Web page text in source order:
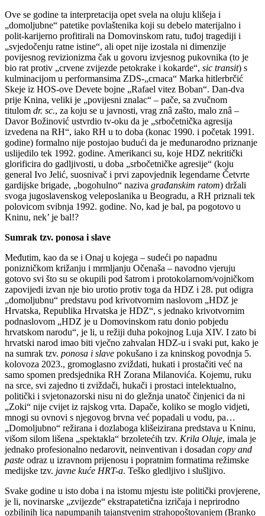
Ove se godine ta interpretacija opet svela na oluju klišeja i
„domoljubne“ patetike povlaštenika koji su debelo materijalno i
polit-karijerno profitirali na Domovinskom ratu, tuđoj tragediji i
„svjedočenju ratne istine“, ali opet nije izostala ni dimenzije
povijesnog revizionizma čak u govoru izvjesnog pukovnika (to je
bio rat protiv „crvene zvijezde petokrake i kokarde“, sic transit) s
kulminacijom u performansima ZDS-„crnaca“ Marka hitlerbrčić
Skeje iz HOS-ove Devete bojne „Rafael vitez Boban“. Dan-dva
prije Knina, veliki je „povijesni znalac“ – pače, sa zvučnom
titulom dr. sc., za koju se u javnosti, vrag znâ zašto, malo znâ –
Davor Božinović ustvrdio tv-oku da je „srbočetnička agresija
izvedena na RH“, iako RH u to doba (konac 1990. i početak 1991.
godine) formalno nije postojao budući da je međunarodno priznanje
uslijedilo tek 1992. godine. Amerikanci su, koje HDZ nekritički
glorificira do gadljivosti, u doba „srbočetničke agresije“ (koju
general Ivo Jelić, suosnivač i prvi zapovjednik legendarne Četvrte
gardijske brigade, „bogohulno“ naziva građanskim ratom) držali
svoga jugoslavenskog veleposlanika u Beogradu, a RH priznali tek
polovicom svibnja 1992. godine. No, kad je bal, pa pogotovo u
Kninu, nek’ je bal!?
Sumrak tzv. ponosa i slave
Međutim, kao da se i Onaj u kojega – sudeći po napadnu
ponizničkom križanju i mrmljanju Očenaša – navodno vjeruju
gotovo svi što su se okupili pod šatrom i protokolarnom/vojničkom
zapovijedi izvan nje bio urotio protiv toga da HDZ i 28. put odigra
„domoljubnu“ predstavu pod krivotvornim naslovom „HDZ je
Hrvatska, Republika Hrvatska je HDZ“, s jednako krivotvornim
podnaslovom „HDZ je u Domovinskom ratu donio pobjedu
hrvatskom narodu“, je li, u režiji duha pokojnog Luja XIV. I zato bi
hrvatski narod imao biti vječno zahvalan HDZ-u i svaki put, kako je
na sumrak tzv. ponosa i slave pokušano i za kninskog povodnja 5.
kolovoza 2023., gromoglasno zviždati, hukati i prostačiti već na
samo spomen predsjednika RH Zorana Milanovića. Kojemu, ruku
na srce, svi zajedno ti zviždači, hukači i prostaci intelektualno,
politički i svjetonazorski nisu ni do gležnja unatoč činjenici da ni
„Zoki“ nije cvijet iz rajskog vrta. Dapače, koliko se moglo vidjeti,
mnogi su ovnovi s njegovog brvna već popadali u vodu, pa…
„Domoljubno“ režirana i dozlaboga klišeizirana predstava u Kninu,
višom silom lišena „spektakla“ brzoletećih tzv. Krila Oluje, imala je
jednako profesionalno nedarovit, neinventivan i dosadan copy and
paste odraz u izravnom prijenosu i popratnim formatima režimske
medijske tzv. javne kuće HRT-a. Teško gledljivo i slušljivo.
Svake godine u isto doba i na istomu mjestu iste politički provjerene,
je li, novinarske „zvijezde“ ekstrapatetična izričaja i neprirodno
ozbiljnih lica napumpanih tajanstvenim strahopoštovanjem (Branko